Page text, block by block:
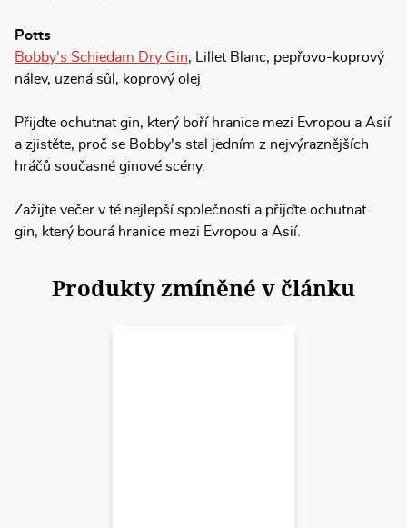
Potts
Bobby's Schiedam Dry Gin, Lillet Blanc, pepřovo-koprový
nálev, uzená sůl, koprový olej
Přijďte ochutnat gin, který boří hranice mezi Evropou a Asií
a zjistěte, proč se Bobby's stal jedním z nejvýraznějších
hráčů současné ginové scény.
Zažijte večer v té nejlepší společnosti a přijďte ochutnat
gin, který bourá hranice mezi Evropou a Asií.
Produkty zmíněné v článku